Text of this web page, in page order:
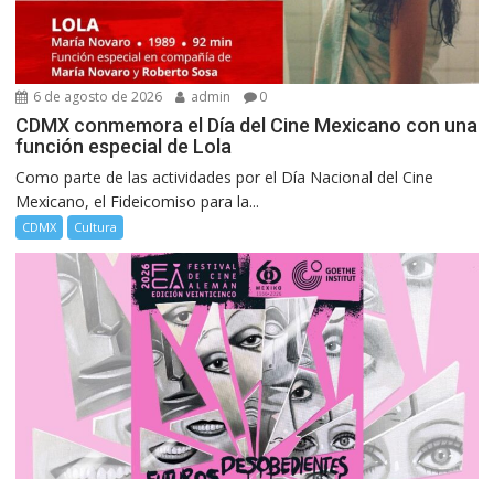
6 de agosto de 2026 admin 0
CDMX conmemora el Día del Cine Mexicano con una
función especial de Lola
Como parte de las actividades por el Día Nacional del Cine
Mexicano, el Fideicomiso para la...
CDMX Cultura